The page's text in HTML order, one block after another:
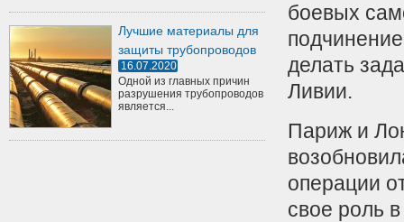
Лучшие материалы для
защиты трубопроводов
16.07.2020
Одной из главных причин
разрушения трубопроводов
является...
боевых
делать
Ливии.
Париж и
операции
свое роль